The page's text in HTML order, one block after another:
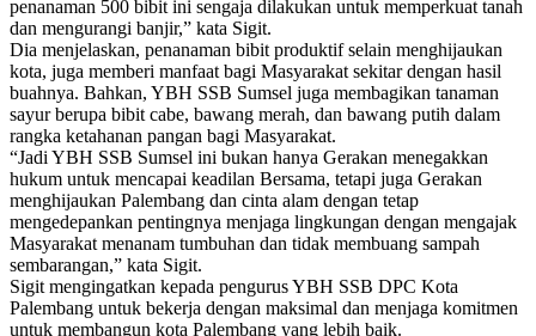
penanaman 500 bibit ini sengaja dilakukan untuk memperkuat tanah
dan mengurangi banjir,” kata Sigit.
Dia menjelaskan, penanaman bibit produktif selain menghijaukan
kota, juga memberi manfaat bagi Masyarakat sekitar dengan hasil
buahnya. Bahkan, YBH SSB Sumsel juga membagikan tanaman
sayur berupa bibit cabe, bawang merah, dan bawang putih dalam
rangka ketahanan pangan bagi Masyarakat.
“Jadi YBH SSB Sumsel ini bukan hanya Gerakan menegakkan
hukum untuk mencapai keadilan Bersama, tetapi juga Gerakan
menghijaukan Palembang dan cinta alam dengan tetap
mengedepankan pentingnya menjaga lingkungan dengan mengajak
Masyarakat menanam tumbuhan dan tidak membuang sampah
sembarangan,” kata Sigit.
Sigit mengingatkan kepada pengurus YBH SSB DPC Kota
Palembang untuk bekerja dengan maksimal dan menjaga komitmen
untuk membangun kota Palembang yang lebih baik.